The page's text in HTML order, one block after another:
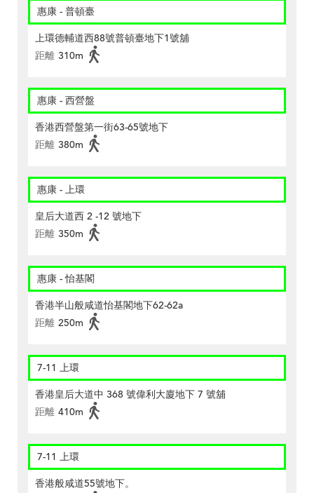
惠康 - 普頓臺
上環德輔道西88號普頓臺地下1號舖
距離 310m
惠康 - 西營盤
香港西營盤第一街63-65號地下
距離 380m
惠康 - 上環
皇后大道西 2 -12 號地下
距離 350m
惠康 - 怡基閣
香港半山般咸道怡基閣地下62-62a
距離 250m
7-11 上環
香港皇后大道中 368 號偉利大廈地下 7 號舖
距離 410m
7-11 上環
香港般咸道55號地下。